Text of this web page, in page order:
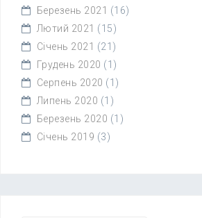
Березень 2021 (16)
Лютий 2021 (15)
Січень 2021 (21)
Грудень 2020 (1)
Серпень 2020 (1)
Липень 2020 (1)
Березень 2020 (1)
Січень 2019 (3)